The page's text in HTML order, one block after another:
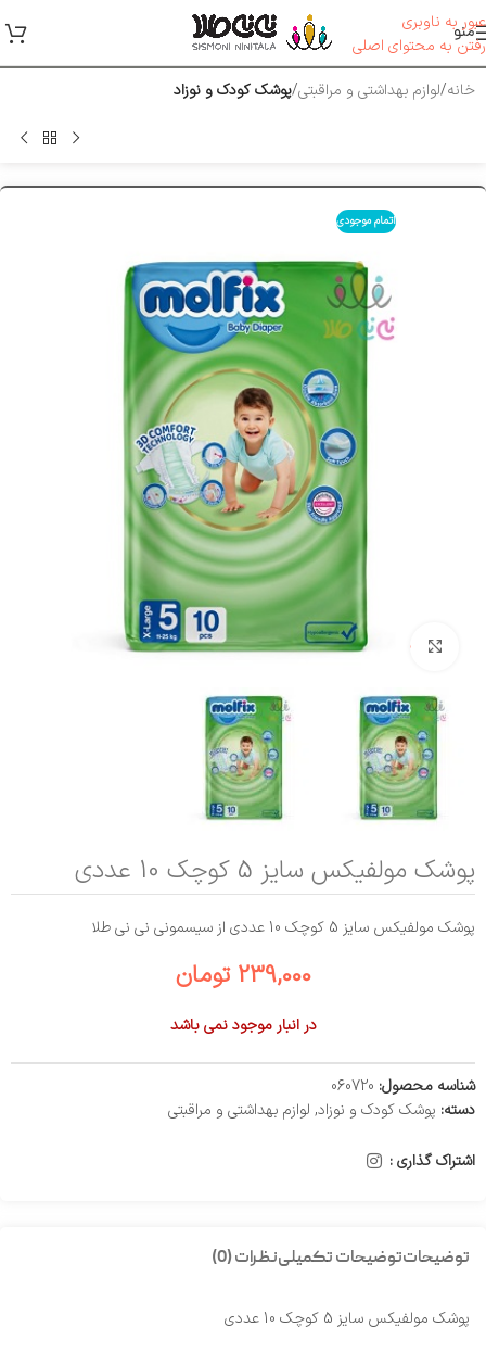
عبور به ناوبری
رفتن به محتوای اصلی
منو
خانه لوازم بهداشتی و مراقبتی پوشک کودک و نوزاد
اتمام موجودی
بزرگنمایی تصویر
پوشک مولفیکس سایز 5 کوچک 10 عددی
پوشک مولفیکس سایز 5 کوچک 10 عددی از سیسمونی نی نی طلا
239,000 تومان
در انبار موجود نمی باشد
شناسه محصول: 060720
دسته: پوشک کودک و نوزاد, لوازم بهداشتی و مراقبتی
اشتراک گذاری :
توضیحاتتوضیحات تکمیلینظرات (0)
پوشک مولفیکس سایز 5 کوچک 10 عددی